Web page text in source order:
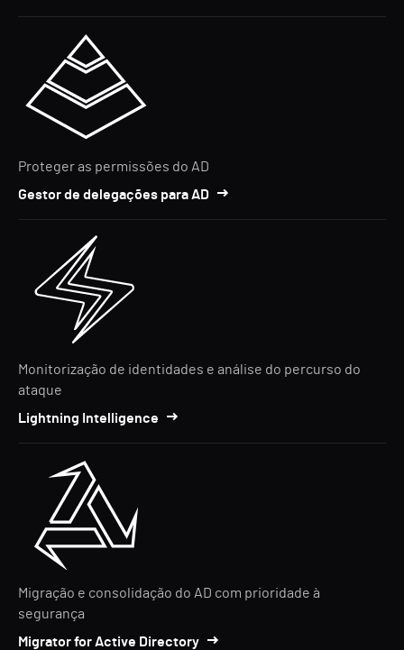
Proteger as permissões do AD
Gestor de delegações para AD
Monitorização de identidades e análise do percurso do
ataque
Lightning Intelligence
Migração e consolidação do AD com prioridade à
segurança
Migrator for Active Directory